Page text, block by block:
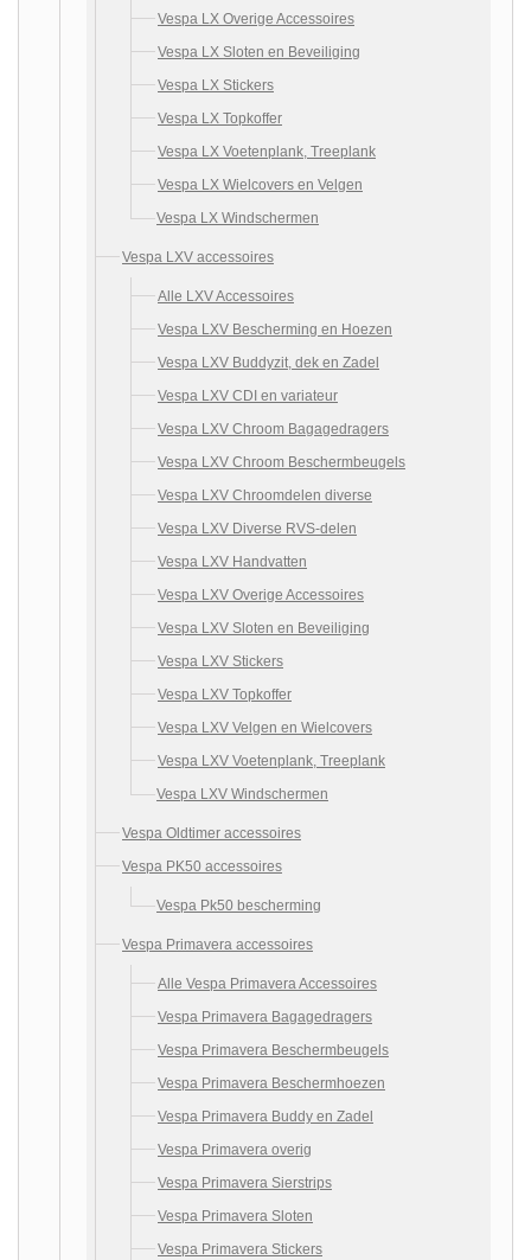
Vespa LX Overige Accessoires
Vespa LX Sloten en Beveiliging
Vespa LX Stickers
Vespa LX Topkoffer
Vespa LX Voetenplank, Treeplank
Vespa LX Wielcovers en Velgen
Vespa LX Windschermen
Vespa LXV accessoires
Alle LXV Accessoires
Vespa LXV Bescherming en Hoezen
Vespa LXV Buddyzit, dek en Zadel
Vespa LXV CDI en variateur
Vespa LXV Chroom Bagagedragers
Vespa LXV Chroom Beschermbeugels
Vespa LXV Chroomdelen diverse
Vespa LXV Diverse RVS-delen
Vespa LXV Handvatten
Vespa LXV Overige Accessoires
Vespa LXV Sloten en Beveiliging
Vespa LXV Stickers
Vespa LXV Topkoffer
Vespa LXV Velgen en Wielcovers
Vespa LXV Voetenplank, Treeplank
Vespa LXV Windschermen
Vespa Oldtimer accessoires
Vespa PK50 accessoires
Vespa Pk50 bescherming
Vespa Primavera accessoires
Alle Vespa Primavera Accessoires
Vespa Primavera Bagagedragers
Vespa Primavera Beschermbeugels
Vespa Primavera Beschermhoezen
Vespa Primavera Buddy en Zadel
Vespa Primavera overig
Vespa Primavera Sierstrips
Vespa Primavera Sloten
Vespa Primavera Stickers